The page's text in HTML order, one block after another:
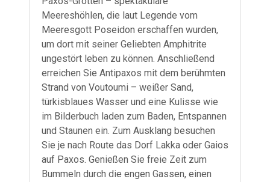
Meereshöhlen, die laut Legende vom
Meeresgott Poseidon erschaffen wurden,
um dort mit seiner Geliebten Amphitrite
ungestört leben zu können. Anschließend
erreichen Sie Antipaxos mit dem berühmten
Strand von Voutoumi – weißer Sand,
türkisblaues Wasser und eine Kulisse wie
im Bilderbuch laden zum Baden, Entspannen
und Staunen ein. Zum Ausklang besuchen
Sie je nach Route das Dorf Lakka oder Gaios
auf Paxos. Genießen Sie freie Zeit zum
Bummeln durch die engen Gassen, einen